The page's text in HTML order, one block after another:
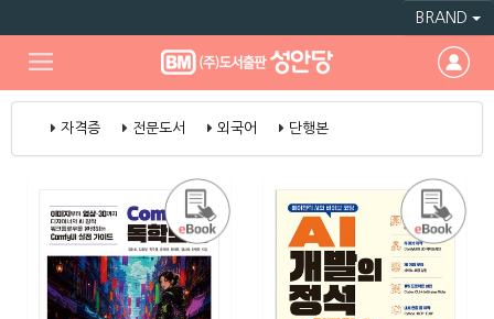
BRAND
자격증 전문도서 외국어 단행본